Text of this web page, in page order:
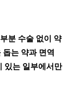
분 수술 없이 약
돕는 약과 면역
있는 일부에서만